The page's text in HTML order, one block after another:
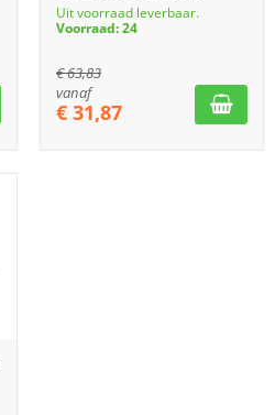
Uit voorraad leverbaar.
Voorraad: 24
€63,83
vanaf
€ 31,87